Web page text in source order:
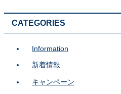
CATEGORIES
Information
新着情報
キャンペーン